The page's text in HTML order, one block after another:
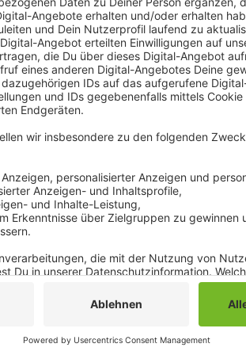
Das fordert die Ampel-Koalition in einem
sollen die aktuellen Gestaltungsrichtlinien
strengen Vorgaben gelockert werden und
zur individuellen Gestaltung bekommen.
Stadt. Denn die jetzigen
beispielweise dazu welche Stühle und
lasse im Einzelfall oft nicht die passende
Die derzeitigen Richtlinien gelten in
ausgeweitet.
Anzeige